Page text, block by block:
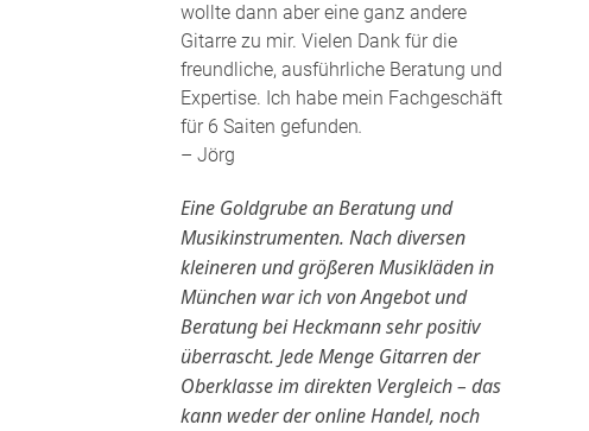
wollte dann aber eine ganz andere
Gitarre zu mir. Vielen Dank für die
freundliche, ausführliche Beratung und
Expertise. Ich habe mein Fachgeschäft
für 6 Saiten gefunden.
– Jörg
Eine Goldgrube an Beratung und
Musikinstrumenten. Nach diversen
kleineren und größeren Musikläden in
München war ich von Angebot und
Beratung bei Heckmann sehr positiv
überrascht. Jede Menge Gitarren der
Oberklasse im direkten Vergleich – das
kann weder der online Handel, noch